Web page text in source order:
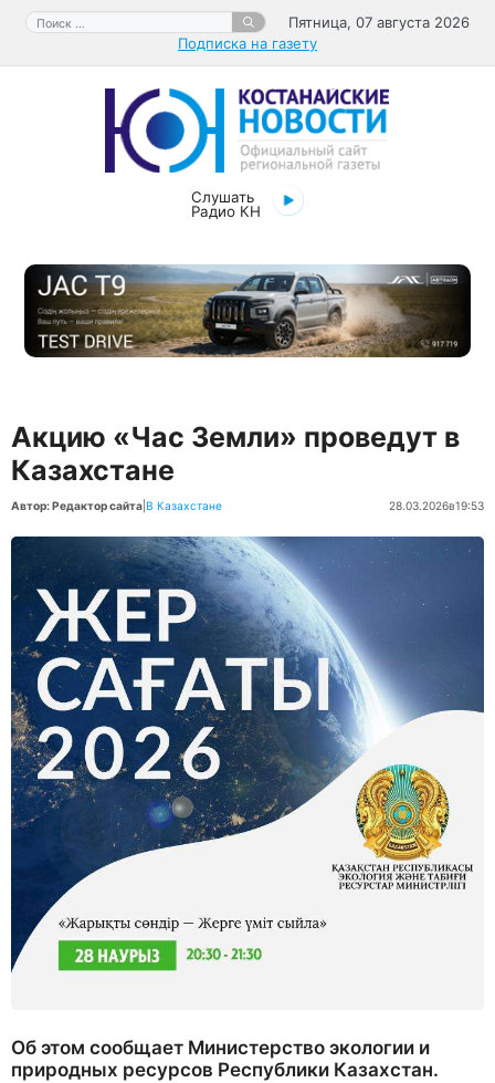
Перейти
содержимому
Поиск:
Пятница, 07 августа 2026
Подписка на газету
Слушать
Радио КН
Акцию «Час Земли» проведут в
Казахстане
Автор: Редактор сайта В Казахстане 28.03.2026в19:53
Об этом сообщает Министерство экологии и
природных ресурсов Республики Казахстан.